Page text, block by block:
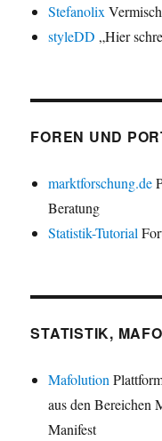
Stefanolix
styleDD „Hier
FOREN UND
marktforschung.de
Beratung
Statistik-Tutorial
STATISTIK,
Mafolution
aus den Bereichen
Manifest